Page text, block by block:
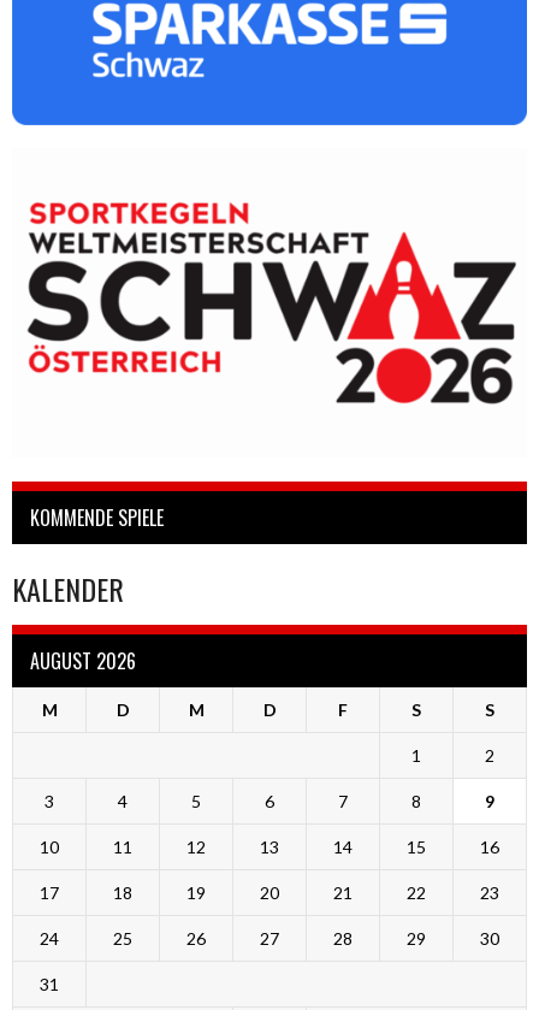
KOMMENDE SPIELE
KALENDER
AUGUST 2026
M D M D F S S
1 2
3 4 5 6 7 8 9
10 11 12 13 14 15 16
17 18 19 20 21 22 23
24 25 26 27 28 29 30
31